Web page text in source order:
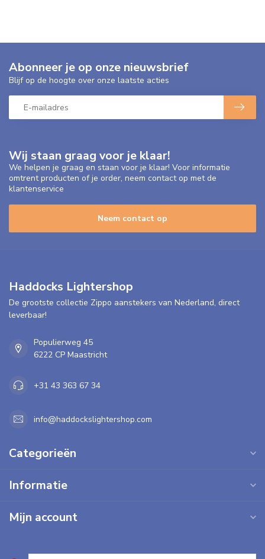
Wij staan graag voor je klaar!
We helpen je graag en staan voor je klaar! Voor informatie
omtrent producten of je order, neem contact op met de
klantenservice
Neem contact op
Abonneer je op onze nieuwsbrief
Blijf op de hoogte over onze laatste acties
Haddocks Lightershop
De grootste collectie Zippo aanstekers van Nederland, direct
leverbaar!
Populierweg 45
6222 CP Maastricht
+31 43 363 67 34
info@haddockslightershop.com
Categorieën
Informatie
Mijn account